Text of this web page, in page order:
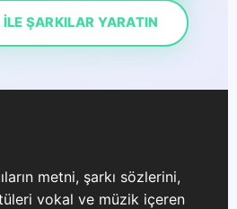
ŞARKILAR YARATIN
metni, şarkı sözlerini,
vokal ve müzik içeren